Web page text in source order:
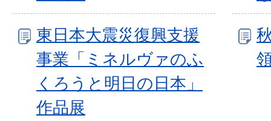
東日本大震災復興支援
事業「ミネルヴァのふ
くろうと明日の日本」
作品展